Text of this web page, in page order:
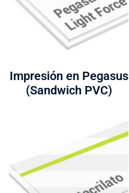
Impresión en Pegasus
(Sandwich PVC)